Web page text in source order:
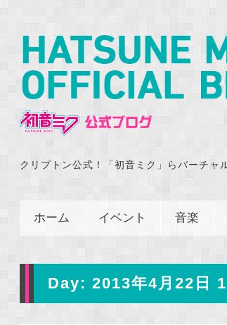
クリプトン公式！「初音ミク」らバーチャ
ホーム イベント 音楽
Day: 2013年4月22日